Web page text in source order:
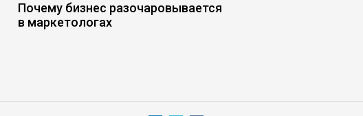
Почему бизнес разочаровывается
в маркетологах